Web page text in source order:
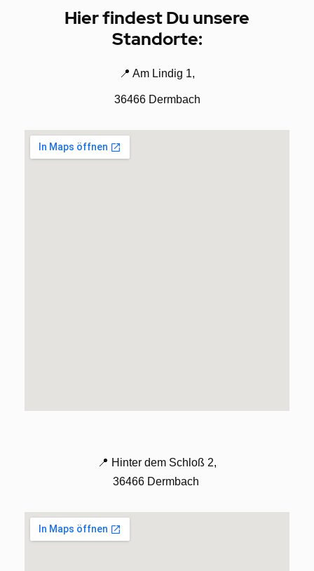
Hier findest Du unsere
Standorte:
📍 Am Lindig 1,
36466 Dermbach
📍 Hinter dem Schloß 2,
36466 Dermbach